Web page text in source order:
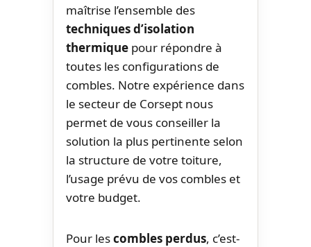
maîtrise l’ensemble des
techniques d’isolation
thermique pour répondre à
toutes les configurations de
combles. Notre expérience dans
le secteur de Corsept nous
permet de vous conseiller la
solution la plus pertinente selon
la structure de votre toiture,
l’usage prévu de vos combles et
votre budget.
Pour lescombles perdus, c’est-